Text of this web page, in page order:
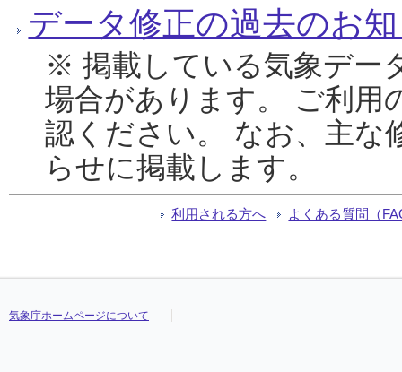
データ修正の過去のお
※ 掲載している気象デー
場合があります。 ご利用
認ください。 なお、主な
らせに掲載します。
利用される方へ よくある質問（
気象庁ホームページについて